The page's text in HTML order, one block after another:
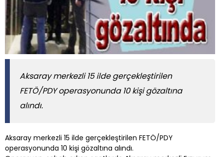
Aksaray merkezli 15 ilde gerçekleştirilen
FETÖ/PDY operasyonunda 10 kişi gözaltına
alındı.
Aksaray merkezli 15 ilde gerçekleştirilen FETÖ/PDY
operasyonunda 10 kişi gözaltına alındı.